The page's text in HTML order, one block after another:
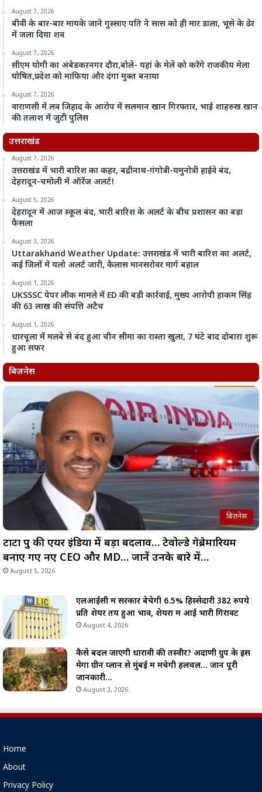
August 7, 2026
बीवी के बार-बार मायके जाने गुस्साए पति ने सास को ही मार डाला, भूसे के ढेर
में जला दिया शव
August 7, 2026
सीएम योगी का अंबेडकरनगर दौरा,बोले- यहां के मेले को करेंगे राजकीय मेला
घोषित,प्रदेश को माफिया और दंगा मुक्त बनाया
August 7, 2026
वाराणसी में लव जिहाद के आरोप में सलमान खान गिरफ्तार, भाई शाहरुख खान
की तलाश में जुटी पुलिस
उत्तराखंड
August 7, 2026
उत्तराखंड में भारी बारिश का कहर, बद्रीनाथ-गंगोत्री-यमुनोत्री हाईवे बंद,
देहरादून-चमोली में ऑरेंज अलर्ट!
August 5, 2026
देहरादून में आज स्कूल बंद, भारी बारिश के अलर्ट के बीच प्रशासन का बड़ा
फैसला
August 3, 2026
Uttarakhand Weather Update: उत्तराखंड में भारी बारिश का अलर्ट,
कई जिलों में यलो अलर्ट जारी, कैलास मानसरोवर मार्ग बहाल
August 1, 2026
UKSSSC पेपर लीक मामले में ED की बड़ी कार्रवाई, मुख्य आरोपी हाकम सिंह
की 63 लाख की संपत्ति अटैच
August 1, 2026
धारचूला में मलबे से बंद हुआ चीन सीमा का रास्ता खुला, 7 घंटे बाद दोबारा शुरू
हुआ सफर
बिज़नेस
बिज़नेस
टाटा ग्रुप की एयर इंडिया में बड़ा बदलाव… टेवोल्डे गेब्रेमारियम
बनाए गए नए CEO और MD… जानें उनके बारे में…
August 5, 2026
एलआईसी में सरकार बेचेगी 6.5% हिस्सेदारी 382 रुपये
प्रति शेयर तय हुआ भाव, शेयरों में आई भारी गिरावट
August 4, 2026
कैसे बदल जाएगी धारावी की तस्वीर? अदाणी ग्रुप के इस
मेगा ग्रीन प्लान से मुंबई में मचेगी हलचल… जानें पूरी
जानकारी…
August 3, 2026
Home
About
Privacy Policy